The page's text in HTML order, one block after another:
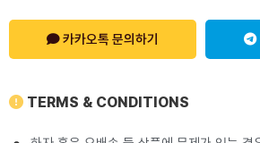
카카오톡 문의하기
TERMS & CONDITIONS